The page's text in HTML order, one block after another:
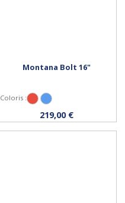
Personnaliser
Montana Bolt 16"
Coloris : Rouge Bleu
219,00 €